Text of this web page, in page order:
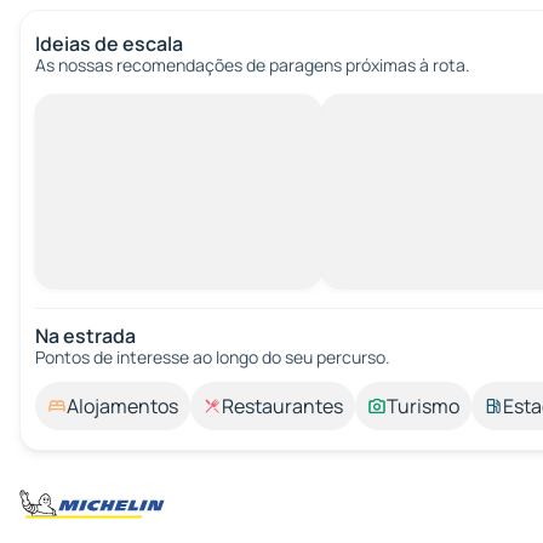
Ideias de escala
As nossas recomendações de paragens próximas à rota.
Na estrada
Pontos de interesse ao longo do seu percurso.
Alojamentos Restaurantes Turismo